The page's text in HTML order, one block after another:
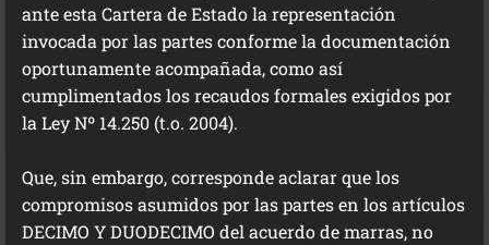
ante esta Cartera de Estado la representación
invocada por las partes conforme la documentación
oportunamente acompañada, como así
cumplimentados los recaudos formales exigidos por
la Ley Nº 14.250 (t.o. 2004).
Que, sin embargo, corresponde aclarar que los
compromisos asumidos por las partes en los artículos
DECIMO Y DUODECIMO del acuerdo de marras, no